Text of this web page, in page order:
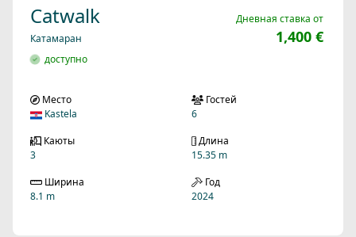
Catwalk
Катамаран
доступно
Дневная ставка от
1,400 €
Место
Kastela
Гостей
6
Каюты
3
Длина
15.35 m
Ширина
8.1 m
Год
2024